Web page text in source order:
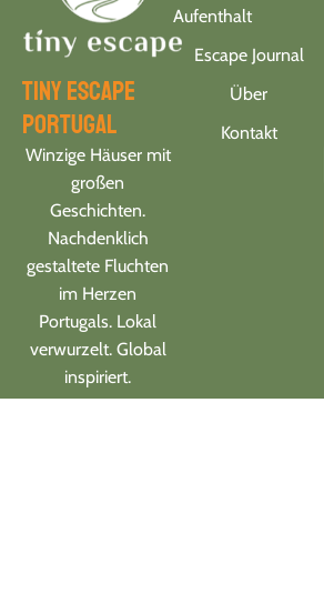
tiny escape
portugal
Winzige Häuser mit
großen
Geschichten.
Nachdenklich
gestaltete Fluchten
im Herzen
Portugals. Lokal
verwurzelt. Global
inspiriert.
Aufenthalt
Escape Journal
Über
Kontakt